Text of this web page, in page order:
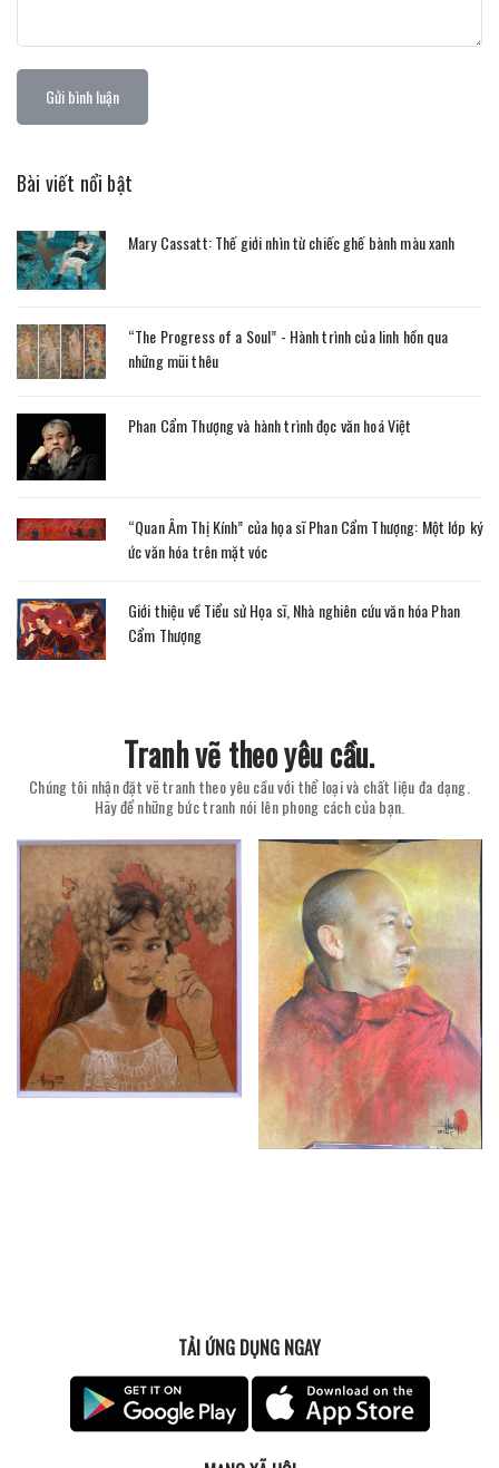
Gửi bình luận
Bài viết nổi bật
Mary Cassatt: Thế giới nhìn từ chiếc ghế bành màu xanh
“The Progress of a Soul” - Hành trình của linh hồn qua
những mũi thêu
Phan Cẩm Thượng và hành trình đọc văn hoá Việt
“Quan Âm Thị Kính” của họa sĩ Phan Cẩm Thượng: Một lớp ký
ức văn hóa trên mặt vóc
Giới thiệu về Tiểu sử Họa sĩ, Nhà nghiên cứu văn hóa Phan
Cẩm Thượng
Tranh vẽ theo yêu cầu.
Chúng tôi nhận đặt vẽ tranh theo yêu cầu với thể loại và chất liệu đa dạng.
Hãy để những bức tranh nói lên phong cách của bạn.
TẢI ỨNG DỤNG NGAY